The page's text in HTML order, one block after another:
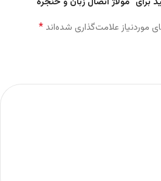
علامت‌گذاری شده‌اند*